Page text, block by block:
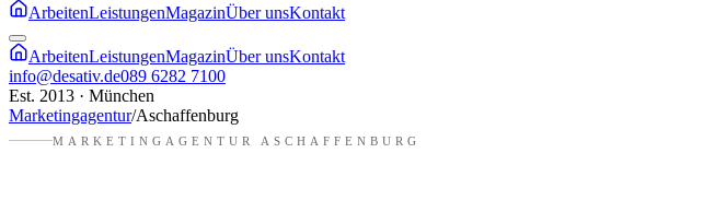
ArbeitenLeistungenMagazinÜber unsKontakt
ArbeitenLeistungenMagazinÜber unsKontakt
info@desativ.de089 6282 7100
Est. 2013 · München
Marketingagentur/Aschaffenburg
MARKETINGAGENTUR ASCHAFFENBURG